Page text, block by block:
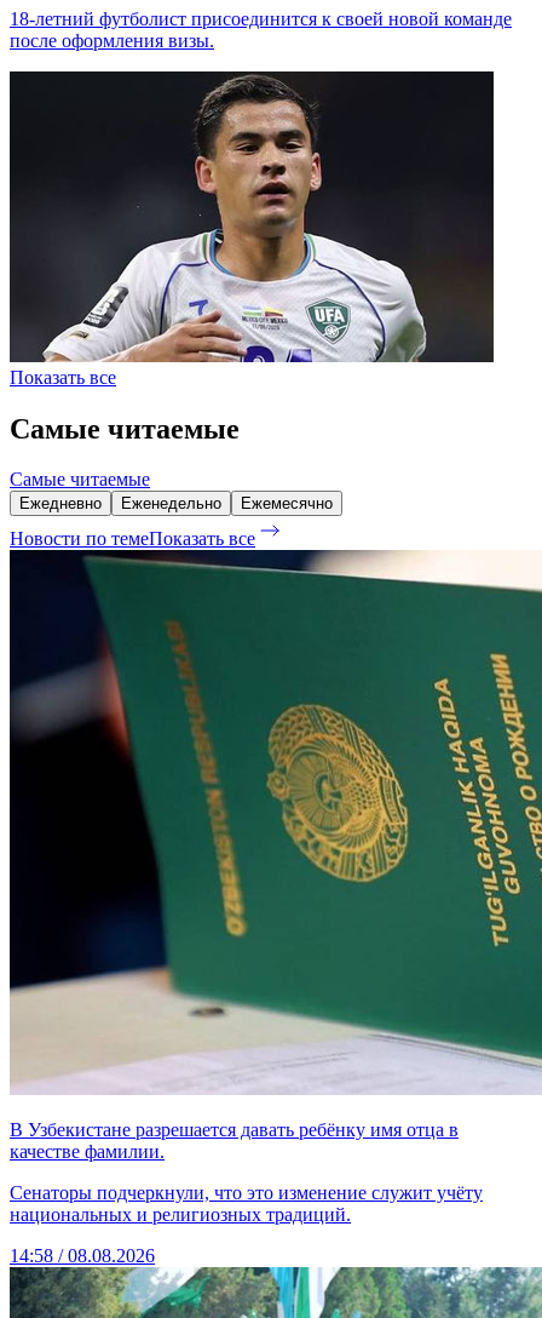
18-летний футболист присоединится к своей новой команде
после оформления визы.
Показать все
Самые читаемые
Самые читаемые
Ежедневно Еженедельно Ежемесячно
Новости по темеПоказать все
В Узбекистане разрешается давать ребёнку имя отца в
качестве фамилии.
Сенаторы подчеркнули, что это изменение служит учёту
национальных и религиозных традиций.
14:58 / 08.08.2026